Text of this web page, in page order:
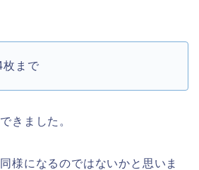
枚まで
きました。
様になるのではないかと思いま